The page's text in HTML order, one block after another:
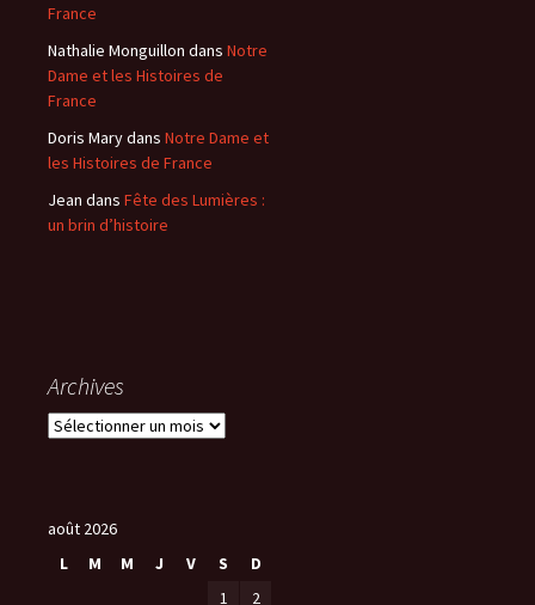
France
Nathalie Monguillon dans Notre
Dame et les Histoires de
France
Doris Marydans Notre Dame et
les Histoires de France
Jean dans Fête des Lumières :
un brin d’histoire
Archives
A
iaoût 2026
L
M M J V S
D
1
2